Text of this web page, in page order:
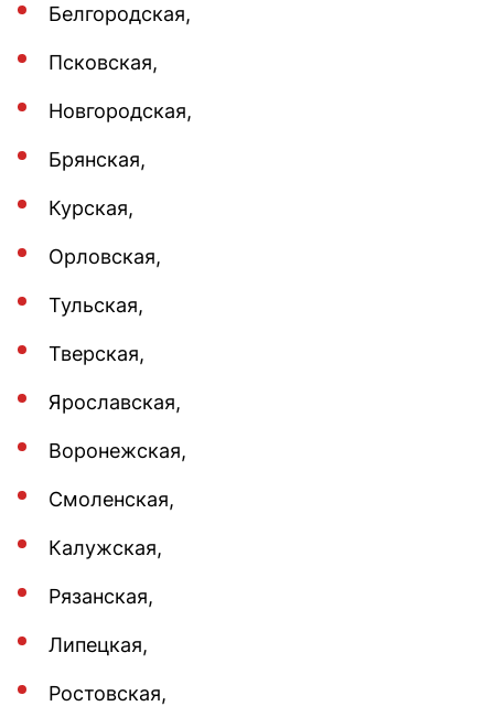
Белгородская,
Псковская,
Новгородская,
Брянская,
Курская,
Орловская,
Тульская,
Тверская,
Ярославская,
Воронежская,
Смоленская,
Калужская,
Рязанская,
Липецкая,
Ростовская,